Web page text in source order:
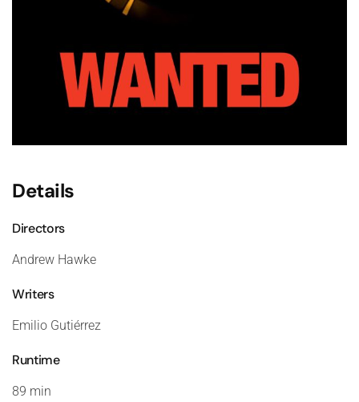
Details
Directors
Andrew Hawke
Writers
Emilio Gutiérrez
Runtime
89 min